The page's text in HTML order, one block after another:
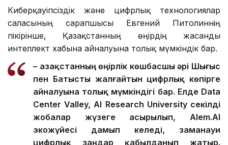
Киберқауіпсіздік және цифрлық технологиялар
саласының сарапшысы Евгений Питолиннің
пікірінше, Қазақстанның өңірдің жасанды
интеллект хабына айналуына толық мүмкіндік бар.
– Қазақстанның өңірлік көшбасшы әрі Шығыс
пен Батысты жалғайтын цифрлық көпірге
айналуына толық мүмкіндігі бар. Елде Data
Center Valley, AI Research University секілді
жобалар жүзеге асырылып, Alem.AI
экожүйесі дамып келеді, заманауи
цифрлық заңдар қабылданып жатыр.